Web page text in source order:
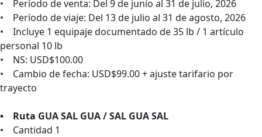
• Período de venta: Del 9 de junio al 31 de julio, 2026
• Período de viaje: Del 13 de julio al 31 de agosto, 2026
• Incluye 1 equipaje documentado de 35 lb / 1 artículo
personal 10 lb
• NS: USD$100.00
• Cambio de fecha: USD$99.00 + ajuste tarifario por
trayecto
• Ruta GUA SAL GUA / SAL GUA SAL
• Cantidad 1